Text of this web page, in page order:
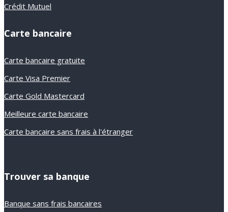
Crédit Mutuel
Carte bancaire
Carte bancaire gratuite
Carte Visa Premier
Carte Gold Mastercard
Meilleure carte bancaire
Carte bancaire sans frais à l'étranger
Trouver sa banque
Banque sans frais bancaires